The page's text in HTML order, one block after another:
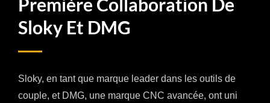
Sloky Et DMG
Sloky, en tant que marque leader dans les outils de
couple, et DMG, une marque CNC avancée, ont uni